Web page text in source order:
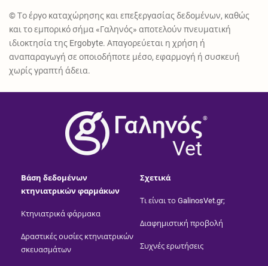
© Το έργο καταχώρησης και επεξεργασίας δεδομένων, καθώς
και το εμπορικό σήμα «Γαληνός» αποτελούν πνευματική
ιδιοκτησία της Ergobyte. Απαγορεύεται η χρήση ή
αναπαραγωγή σε οποιοδήποτε μέσο, εφαρμογή ή συσκευή
χωρίς γραπτή άδεια.
®
Vet
Βάση δεδομένων
κτηνιατρικών φαρμάκων
Κτηνιατρικά φάρμακα
Δραστικές ουσίες κτηνιατρικών
σκευασμάτων
Σχετικά
Τι είναι το GalinosVet.gr;
Διαφημιστική προβολή
Συχνές ερωτήσεις